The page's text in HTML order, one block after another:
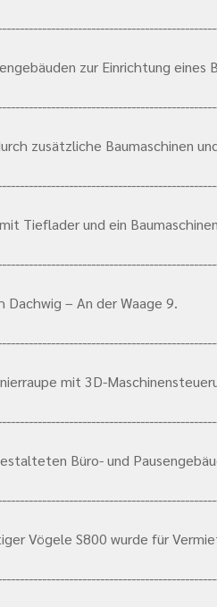
zur Einrichtung
zusätzliche Baumaschinen
Tieflader und ein
Dachwig – An der Waage 9.
mit 3D-
Büro- und
Vögele S800 wurde für